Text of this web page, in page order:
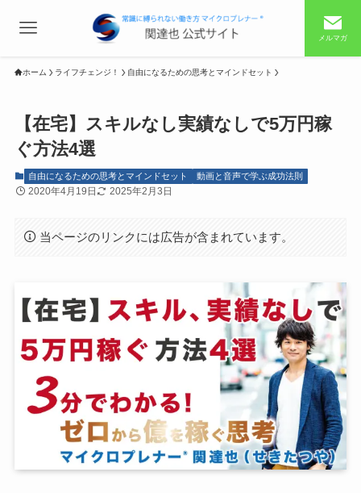
メルマガ
ホーム ライフチェンジ！ 自由になるための思考とマインドセット
【在宅】スキルなし実績なしで5万円稼
ぐ方法4選
自由になるための思考とマインドセット 動画と音声で学ぶ成功法則
2020年4月19日 2025年2月3日
当ページのリンクには広告が含まれています。